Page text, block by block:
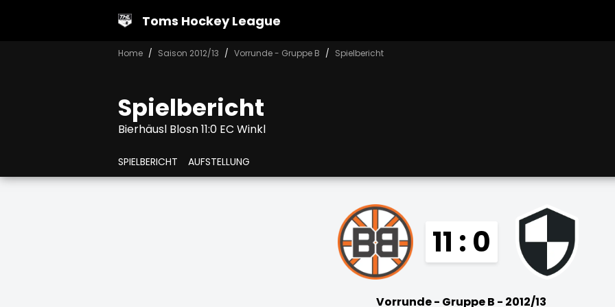
Toms Hockey League
Home Saison 2012/13 Vorrunde - Gruppe B Spielbericht
Spielbericht
Bierhäusl Blosn 11:0 EC Winkl
SPIELBERICHT AUFSTELLUNG
11 : 0
Vorrunde - Gruppe B - 2012/13